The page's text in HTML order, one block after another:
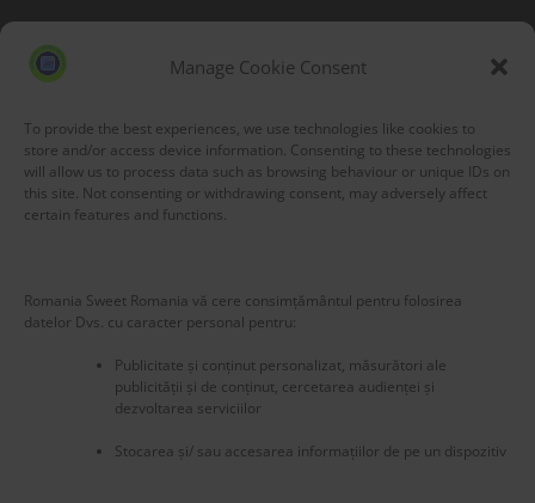
Manage Cookie Consent
To provide the best experiences, we use technologies like cookies to
store and/or access device information. Consenting to these technologies
will allow us to process data such as browsing behaviour or unique IDs on
this site. Not consenting or withdrawing consent, may adversely affect
certain features and functions.
Romania Sweet Romania vă cere consimțământul pentru folosirea
datelor Dvs. cu caracter personal pentru:
Publicitate și conținut personalizat, măsurători ale
publicității și de conținut, cercetarea audienței și
dezvoltarea serviciilor
Stocarea și/ sau accesarea informațiilor de pe un dispozitiv